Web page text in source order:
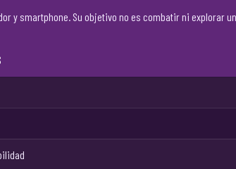
y smartphone. Su objetivo no es combatir ni explorar